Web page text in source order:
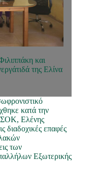
και
της Ελίνα
κατά την
Ελένης
διαδοχικές επαφές
των
Εξωτερικής